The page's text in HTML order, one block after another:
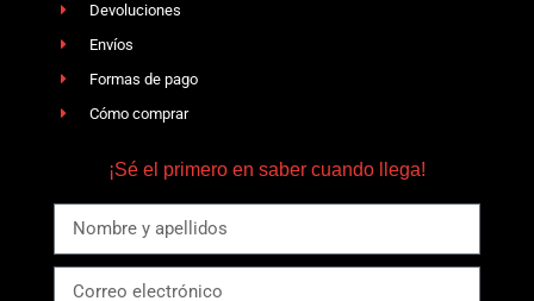
Devoluciones
Envíos
Formas de pago
Cómo comprar
¡Sé el primero en saber cuando llega!